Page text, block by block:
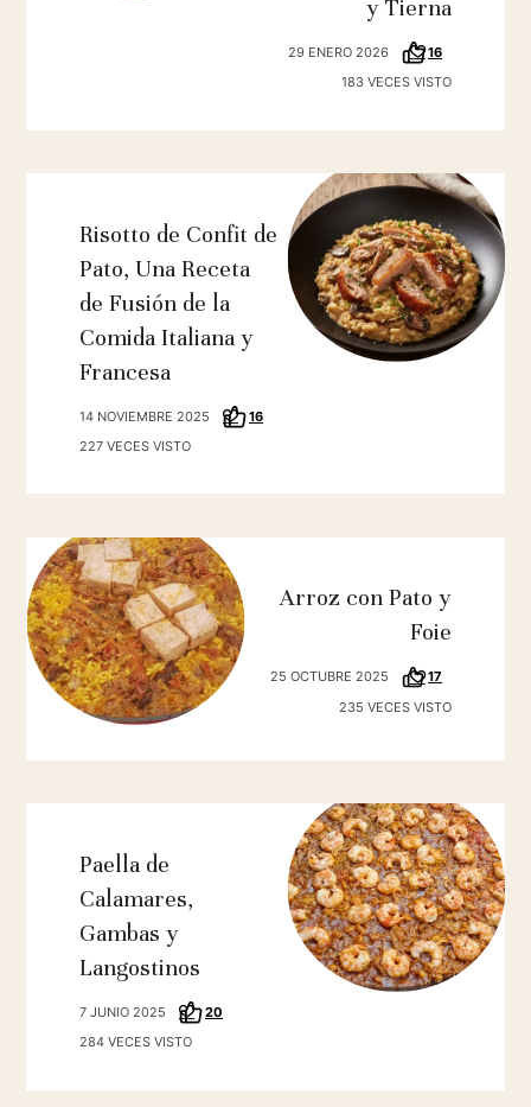
y Tierna
29 ENERO 2026
16
183 VECES VISTO
Risotto de Confit de
Pato, Una Receta
de Fusión de la
Comida Italiana y
Francesa
14 NOVIEMBRE 2025
16
227 VECES VISTO
Arroz con Pato y
Foie
25 OCTUBRE 2025
17
235 VECES VISTO
Paella de
Calamares,
Gambas y
Langostinos
7 JUNIO 2025
20
284 VECES VISTO